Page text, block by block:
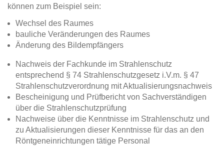
können zum Beispiel sein:
Wechsel des Raumes
bauliche Veränderungen des Raumes
Änderung des Bildempfängers
Nachweis der Fachkunde im Strahlenschutz
entsprechend § 74 Strahlenschutzgesetz i.V.m. § 47
Strahlenschutzverordnung mit Aktualisierungsnachweis
Bescheinigung und Prüfbericht von Sachverständigen
über die Strahlenschutzprüfung
Nachweise über die Kenntnisse im Strahlenschutz und
zu Aktualisierungen dieser Kenntnisse für das an den
Röntgeneinrichtungen tätige Personal